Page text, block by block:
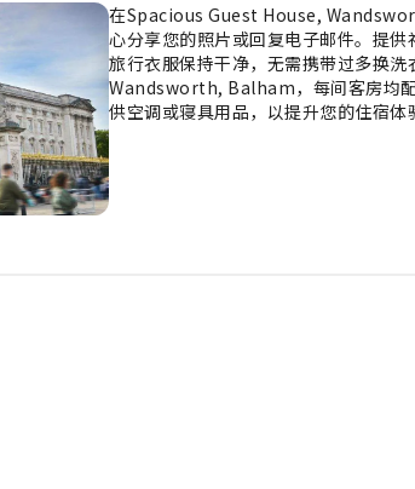
在Spacious Guest House,
心分享您的照片或回复电子邮件。提
旅行衣服保持干净，无需携带过多换
Wandsworth, Balham，每间客房均
供空调或寝具用品，以提升您的住宿
供愉快的入住体验。请放心，在某些